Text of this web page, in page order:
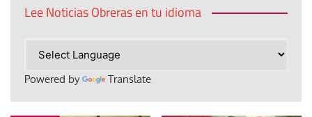
Lee Noticias Obreras en tu idioma
Powered by Translate